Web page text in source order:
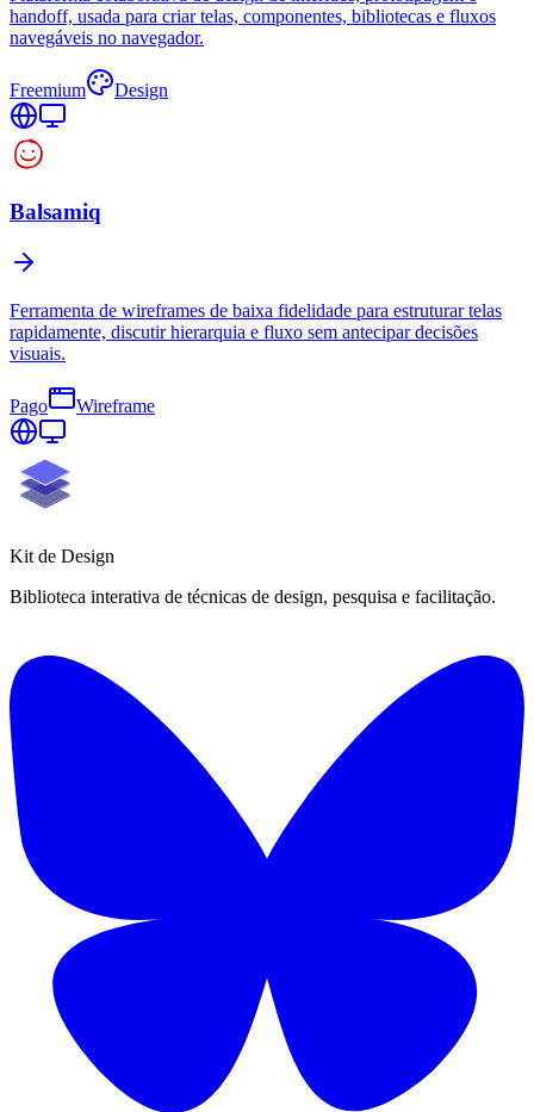
handoff, usada para criar telas, componentes, bibliotecas e fluxos
navegáveis no navegador.
Freemium Design
Balsamiq
Ferramenta de wireframes de baixa fidelidade para estruturar telas
rapidamente, discutir hierarquia e fluxo sem antecipar decisões
visuais.
Pago Wireframe
Kit de Design
Biblioteca interativa de técnicas de design, pesquisa e facilitação.